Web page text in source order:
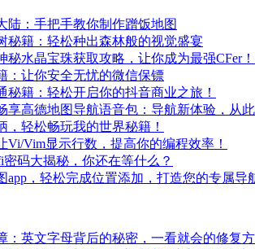
陆：手把手教你制作蹭饭地图
秘籍：轻松种出森林般的视觉盛宴
秘水晶宝珠获取攻略，让你成为最强CFer！
：让你安全无忧的微信保镖
秘籍：轻松开启你的抖音商业之旅！
享高德地图导航语音包：导航新体验，从
，轻松畅玩我的世界秘籍！
Vi/Vim显示行数，提高你的编程效率！
码大揭秘，你还在等什么？
app，轻松完成位置添加，打造您的专属导
：英文字母背后的秘密，一看就会的修复方